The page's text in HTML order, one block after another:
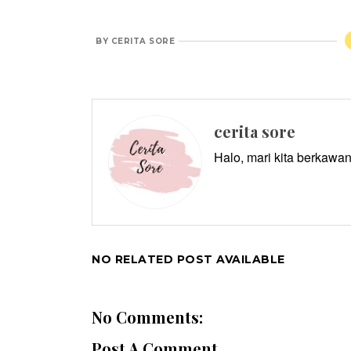
BY CERITA SORE
cerita sore
Halo, mari kita
NO RELATED POST AVAILABLE
No Comments: